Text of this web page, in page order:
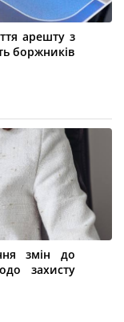
арешту з
боржників
змін до
захисту